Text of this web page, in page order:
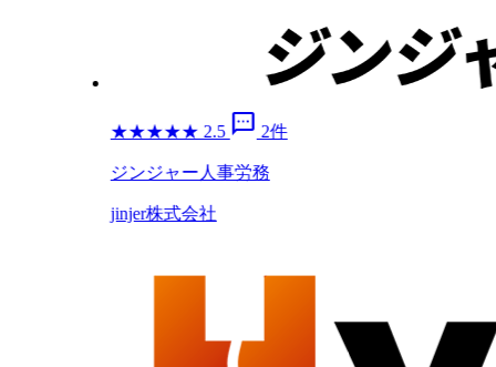
★★★★★ 2.5 sms 2件
ジンジャー人事労務
jinjer株式会社